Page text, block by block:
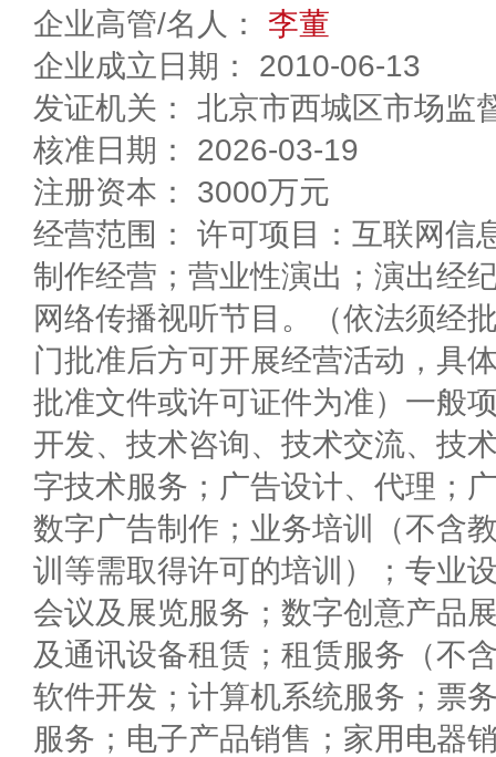
企业高管/名人： 李董
企业成立日期： 2010-06-13
发证机关： 北京市西城区市场监
核准日期： 2026-03-19
注册资本： 3000万元
经营范围： 许可项目：互联网信
制作经营；营业性演出；演出经
网络传播视听节目。（依法须经
门批准后方可开展经营活动，具
批准文件或许可证件为准）一般
开发、技术咨询、技术交流、技
字技术服务；广告设计、代理；
数字广告制作；业务培训（不含
训等需取得许可的培训）；专业
会议及展览服务；数字创意产品
及通讯设备租赁；租赁服务（不
软件开发；计算机系统服务；票
服务；电子产品销售；家用电器